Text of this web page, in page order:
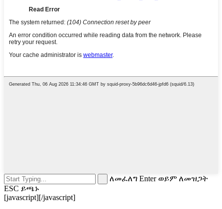
ለመፈለግ Enter ወይም ለመዝጋት
ESC ይጫኑ
[javascript][/javascript]